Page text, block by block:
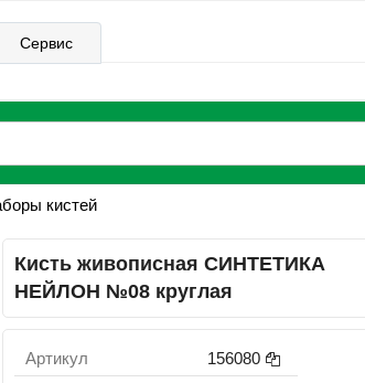
Сервис
кистей
Кисть живописная СИНТЕТИКА
НЕЙЛОН №08 круглая
Артикул
156080